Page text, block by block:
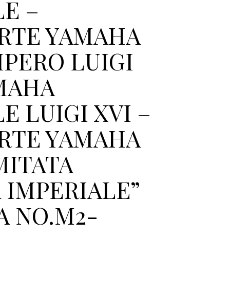
–
YAMAHA
LUIGI
LUIGI XVI –
YAMAHA
NO.M2-